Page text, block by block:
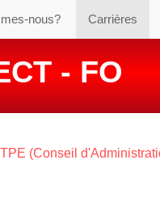
nous? Carrières
- FO
(Conseil